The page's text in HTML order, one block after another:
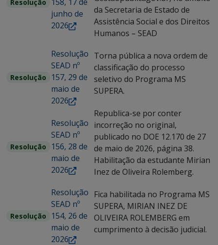
Resolução
junho de
2026
da Secretaria de Estado de
Assistência Social e dos Direitos
Humanos – SEAD
Resolução
Resolução
SEAD nº
157, 29 de
maio de
2026
Torna pública a nova ordem de
classificação do processo
seletivo do Programa MS
SUPERA.
Resolução
Resolução
SEAD nº
156, 28 de
maio de
2026
Republica-se por conter
incorreção no original,
publicado no DOE 12.170 de 27
de maio de 2026, página 38.
Habilitação da estudante Mirian
Inez de Oliveira Rolemberg.
Resolução
Resolução
SEAD nº
154, 26 de
maio de
2026
Fica habilitada no Programa MS
SUPERA, MIRIAN INEZ DE
OLIVEIRA ROLEMBERG em
cumprimento à decisão judicial.